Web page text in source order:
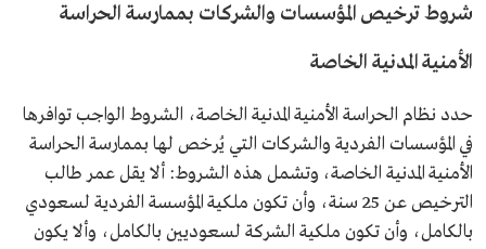
شروط ترخيص المؤسسات والشركات بممارسة الحراسة
الأمنية المدنية الخاصة
حدد نظام الحراسة الأمنية المدنية الخاصة، الشروط الواجب توافرها
في المؤسسات الفردية والشركات التي يُرخص لها بممارسة الحراسة
الأمنية المدنية الخاصة، وتشمل هذه الشروط: ألا يقل عمر طالب
الترخيص عن 25 سنة، وأن تكون ملكية المؤسسة الفردية لسعودي
بالكامل، وأن تكون ملكية الشركة لسعوديين بالكامل، وألا يكون